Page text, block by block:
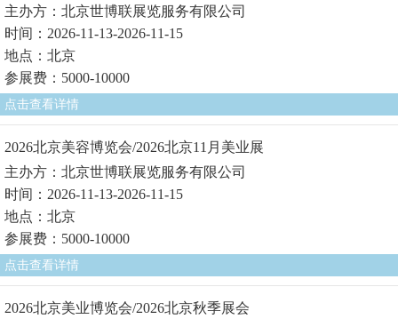
主办方：北京世博联展览服务有限公司
时间：2026-11-13-2026-11-15
地点：北京
参展费：5000-10000
点击查看详情
2026北京美容博览会/2026北京11月美业展
主办方：北京世博联展览服务有限公司
时间：2026-11-13-2026-11-15
地点：北京
参展费：5000-10000
点击查看详情
2026北京美业博览会/2026北京秋季展会